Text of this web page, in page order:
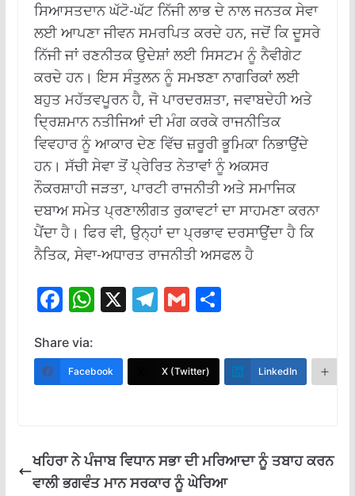
ਸਿਆਸਤਦਾਨ ਘੱਟੋ-ਘੱਟ ਨਿੱਜੀ ਲਾਭ ਦੇ ਨਾਲ ਜਨਤਕ ਸੇਵਾ
ਲਈ ਆਪਣਾ ਜੀਵਨ ਸਮਰਪਿਤ ਕਰਦੇ ਹਨ, ਜਦੋਂ ਕਿ ਦੂਸਰੇ
ਨਿੱਜੀ ਜਾਂ ਰਣਨੀਤਕ ਉਦੇਸ਼ਾਂ ਲਈ ਸਿਸਟਮ ਨੂੰ ਨੈਵੀਗੇਟ
ਕਰਦੇ ਹਨ। ਇਸ ਸੰਤੁਲਨ ਨੂੰ ਸਮਝਣਾ ਨਾਗਰਿਕਾਂ ਲਈ
ਬਹੁਤ ਮਹੱਤਵਪੂਰਨ ਹੈ, ਜੋ ਪਾਰਦਰਸ਼ਤਾ, ਜਵਾਬਦੇਹੀ ਅਤੇ
ਦ੍ਰਿਸ਼ਮਾਨ ਨਤੀਜਿਆਂ ਦੀ ਮੰਗ ਕਰਕੇ ਰਾਜਨੀਤਿਕ
ਵਿਵਹਾਰ ਨੂੰ ਆਕਾਰ ਦੇਣ ਵਿੱਚ ਜ਼ਰੂਰੀ ਭੂਮਿਕਾ ਨਿਭਾਉਂਦੇ
ਹਨ। ਸੱਚੀ ਸੇਵਾ ਤੋਂ ਪ੍ਰੇਰਿਤ ਨੇਤਾਵਾਂ ਨੂੰ ਅਕਸਰ
ਨੌਕਰਸ਼ਾਹੀ ਜੜਤਾ, ਪਾਰਟੀ ਰਾਜਨੀਤੀ ਅਤੇ ਸਮਾਜਿਕ
ਦਬਾਅ ਸਮੇਤ ਪ੍ਰਣਾਲੀਗਤ ਰੁਕਾਵਟਾਂ ਦਾ ਸਾਹਮਣਾ ਕਰਨਾ
ਪੈਂਦਾ ਹੈ। ਫਿਰ ਵੀ, ਉਨ੍ਹਾਂ ਦਾ ਪ੍ਰਭਾਵ ਦਰਸਾਉਂਦਾ ਹੈ ਕਿ
ਨੈਤਿਕ, ਸੇਵਾ-ਅਧਾਰਤ ਰਾਜਨੀਤੀ ਅਸਫਲ ਹੈ
F
e
b
k
W
at
s
p
X T
e
gr
G
ai
l
S
ar
e
Share via:
Facebook X (Twitter) LinkedIn
ਖਹਿਰਾ ਨੇ ਪੰਜਾਬ ਵਿਧਾਨ ਸਭਾ ਦੀ ਮਰਿਆਦਾ ਨੂੰ ਤਬਾਹ ਕਰਨ
ਵਾਲੀ ਭਗਵੰਤ ਮਾਨ ਸਰਕਾਰ ਨੂੰ ਘੇਰਿਆ